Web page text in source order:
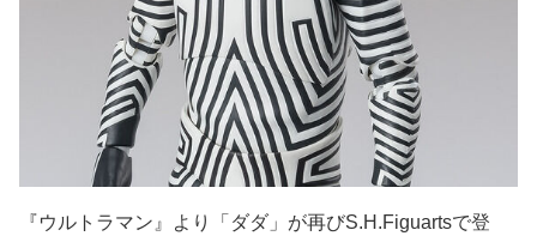
『ウルトラマン』より「ダダ」が再びS.H.Figuartsで登